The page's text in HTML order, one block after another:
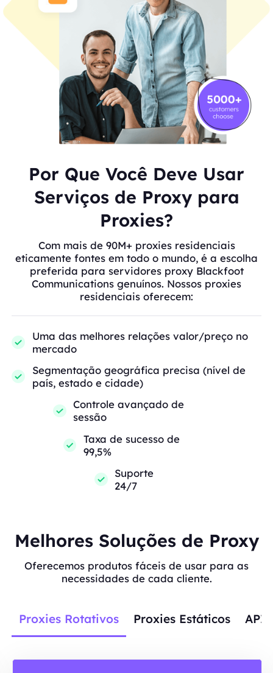
Por Que Você Deve Usar
Serviços de Proxy para
Proxies?
Com mais de 90M+ proxies residenciais
eticamente fontes em todo o mundo, é a escolha
preferida para servidores proxy Blackfoot
Communications genuínos. Nossos proxies
residenciais oferecem:
Uma das melhores relações valor/preço no
mercado
Segmentação geográfica precisa (nível de
país, estado e cidade)
Controle avançado de
sessão
Taxa de sucesso de
99,5%
Suporte
24/7
Melhores Soluções de Proxy
Oferecemos produtos fáceis de usar para as
necessidades de cada cliente.
Proxies Rotativos Proxies Estáticos